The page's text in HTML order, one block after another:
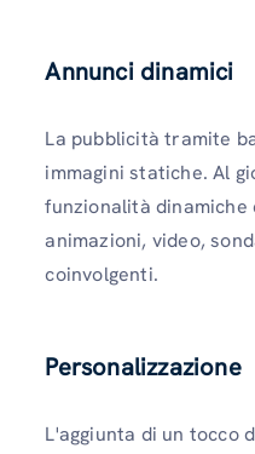
Annunci dinamici
La pubblicità tramite
immagini statiche. Al
funzionalità
animazioni, video,
coinvolgenti.
Personalizzazione
L'aggiunta di un tocco